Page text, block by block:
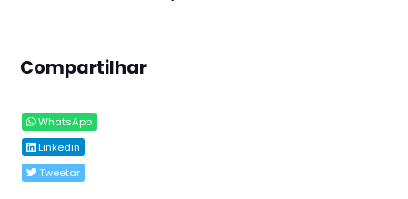
Compartilhar
WhatsApp
Linkedin
Tweetar